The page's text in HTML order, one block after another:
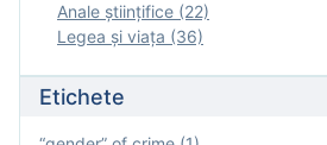
Anale ştiinţifice (22)
Legea şi viaţa (36)
Etichete